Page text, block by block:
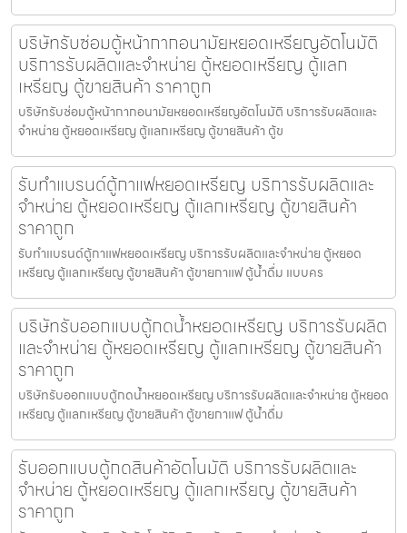
บริษัทรับซ่อมตู้หน้ากากอนามัยหยอดเหรียญ​​​อัตโนมัติ
บริการรับผลิตและจำหน่าย ตู้หยอดเหรียญ ตู้แลก
เหรียญ ตู้ขายสินค้า ราคาถูก
บริษัทรับซ่อมตู้หน้ากากอนามัยหยอดเหรียญ​​​อัตโนมัติ บริการรับผลิตและ
จำหน่าย ตู้หยอดเหรียญ ตู้แลกเหรียญ ตู้ขายสินค้า ตู้ข
รับทำแบรนด์ตู้กาแฟหยอดเหรียญ บริการรับผลิตและ
จำหน่าย ตู้หยอดเหรียญ ตู้แลกเหรียญ ตู้ขายสินค้า
ราคาถูก
รับทำแบรนด์ตู้กาแฟหยอดเหรียญ บริการรับผลิตและจำหน่าย ตู้หยอด
เหรียญ ตู้แลกเหรียญ ตู้ขายสินค้า ตู้ขายกาแฟ ตู้น้ำดื่ม แบบคร
บริษัทรับออกแบบตู้กดน้ำ​หยอดเหรียญ บริการรับผลิต
และจำหน่าย ตู้หยอดเหรียญ ตู้แลกเหรียญ ตู้ขายสินค้า
ราคาถูก
บริษัทรับออกแบบตู้กดน้ำ​หยอดเหรียญ บริการรับผลิตและจำหน่าย ตู้หยอด
เหรียญ ตู้แลกเหรียญ ตู้ขายสินค้า ตู้ขายกาแฟ ตู้น้ำดื่ม
รับออกแบบตู้กดสินค้า​อัตโนมัติ บริการรับผลิตและ
จำหน่าย ตู้หยอดเหรียญ ตู้แลกเหรียญ ตู้ขายสินค้า
ราคาถูก